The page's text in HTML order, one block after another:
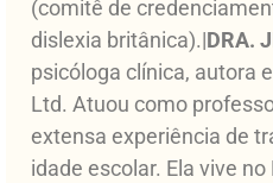
(comitê de
dislexia britânica).|DRA.
psicóloga clínica, autora
Ltd. Atuou como
extensa experiência de
idade escolar. Ela vive